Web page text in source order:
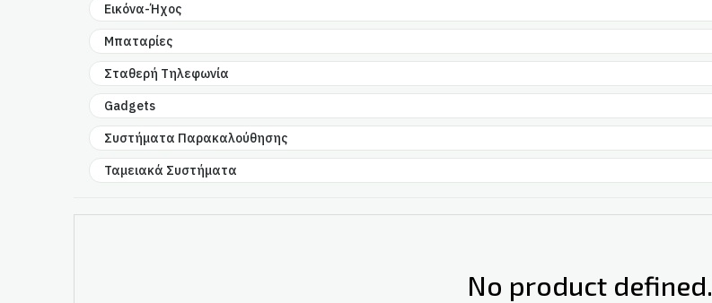
Εικόνα-Ήχος
Μπαταρίες
Σταθερή Τηλεφωνία
Gadgets
Συστήματα Παρακαλούθησης
Ταμειακά Συστήματα
No product defined.